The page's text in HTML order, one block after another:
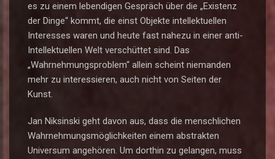
es zu einem lebendigen Gespräch über die „Existenz
der Dinge“ kommt, die einst Objekte intellektuellen
Interesses waren und heute fast nahezu in einer anti-
Intellektuellen Welt verschüttet sind. Das
„Wahrnehmungsproblem“ allein scheint niemanden
mehr zu interessieren, auch nicht von Seiten der
Kunst.
Jan Niksinski geht davon aus, dass die menschlichen
Wahrnehmungsmöglichkeiten einem abstrakten
Universum angehören. Um dorthin zu gelangen, muss